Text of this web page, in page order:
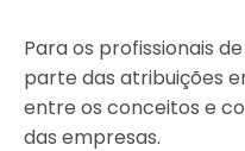
Para os profissionais
parte das atribuições
entre os conceitos e
das empresas.